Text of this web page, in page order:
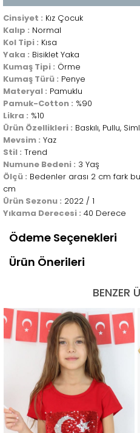
Cinsiyet : Kız Çocuk
Kalıp : Normal
Kol Tipi : Kısa
Yaka : Bisiklet Yaka
Kumaş Tipi : Örme
Kumaş Türü : Penye
Materyal : Pamuklu
Pamuk-Cotton : %90
Likra : %10
Ürün Özellikleri : Baskılı, Pullu,
Mevsim : Yaz
Stil : Trend
Numune Bedeni : 3 Yaş
Ölçü : Bedenler arası 2 cm fark
cm
Ürün Sezonu : 2022 / 1
Yıkama Derecesi : 40 Derece
Ödeme Seçenekleri
Ürün Önerileri
BENZER